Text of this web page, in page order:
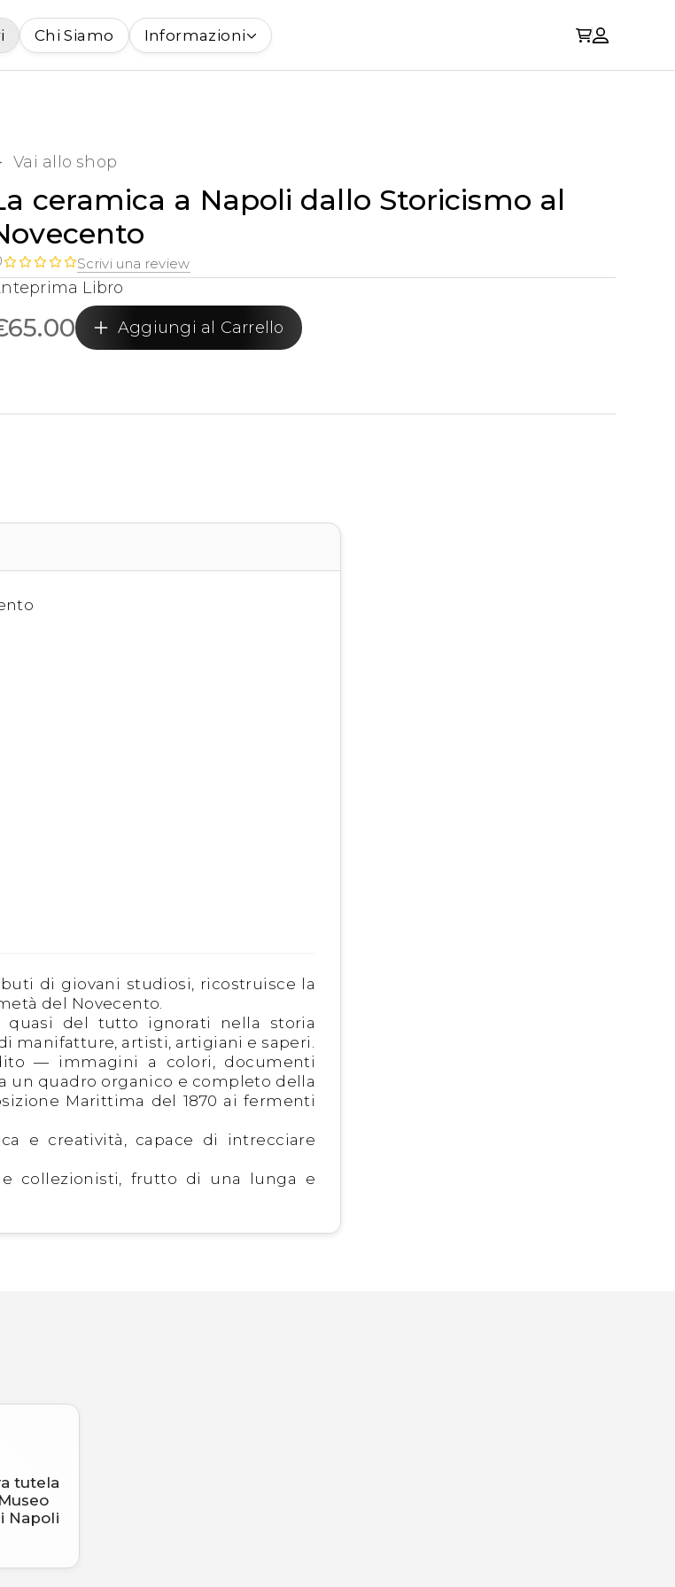
Chi Siamo Informazioni
Vai allo shop
ceramica a Napoli dallo Storicismo al
Scrivi una review
Libro
65.00 Aggiungi al Carrello
di giovani studiosi, ricostruisce la
del Novecento.
quasi del tutto ignorati nella storia
manifatture, artisti, artigiani e saperi.
— immagini a colori, documenti
un quadro organico e completo della
Marittima del 1870 ai fermenti
e creatività, capace di intrecciare
e collezionisti, frutto di una lunga e
tutela
Napoli